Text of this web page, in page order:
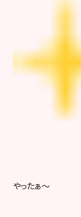
やったぁ～